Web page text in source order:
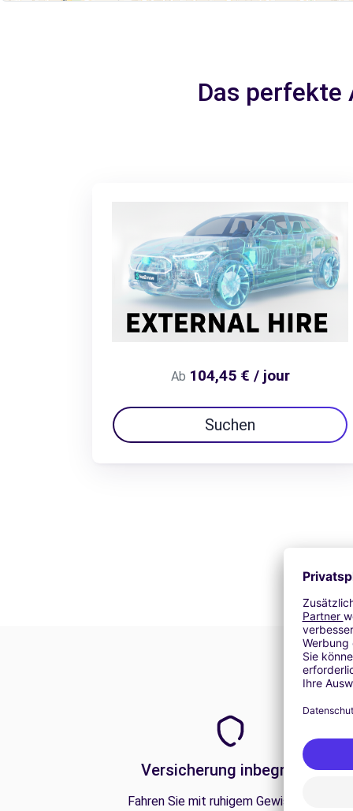
Das perfekte
Ab 104,45 € / jour
Suchen
Versicherung inbegriffen
Fahren Sie mit ruhigem Gewissen. Die